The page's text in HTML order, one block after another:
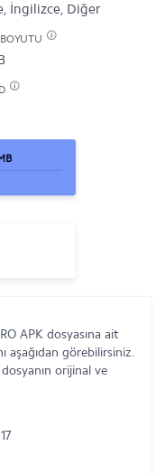
İngilizce, Diğer
APK dosyasına ait
aşağıdan görebilirsiniz.
orijinal ve